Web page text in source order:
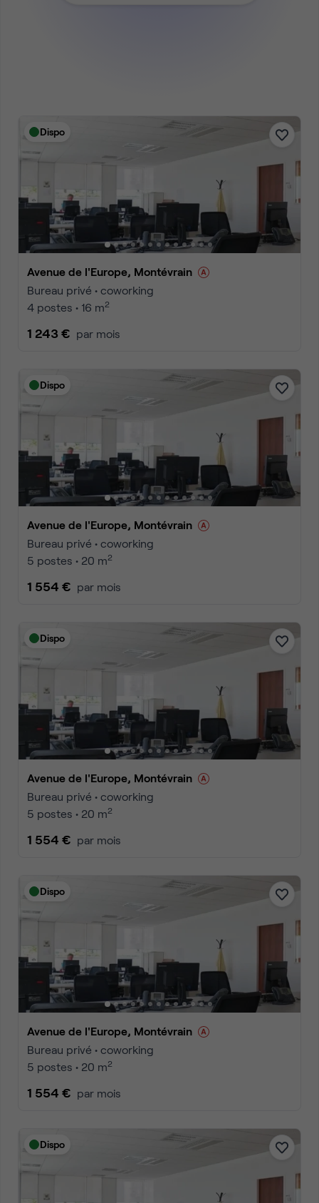
Dispo
Avenue de l'Europe, Montévrain
Bureau privé • coworking
4 postes • 16 m2
1 243 € par mois
Dispo
Avenue de l'Europe, Montévrain
Bureau privé • coworking
5 postes • 20 m2
1 554 € par mois
Dispo
Avenue de l'Europe, Montévrain
Bureau privé • coworking
5 postes • 20 m2
1 554 € par mois
Dispo
Avenue de l'Europe, Montévrain
Bureau privé • coworking
5 postes • 20 m2
1 554 € par mois
Dispo